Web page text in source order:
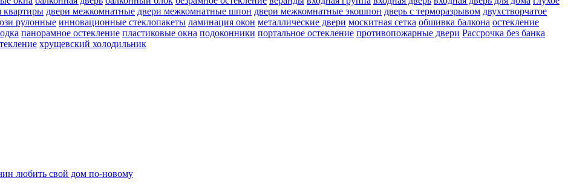
квартиры двери межкомнатные двери межкомнатные шпон двери межкомнатные экошпон дверь с терморазрывом двухстворчатое
рулонные инновационные стеклопакеты ламинация окон металлические двери москитная сетка обшивка балкона остекление
панорамное остекление пластиковые окна подоконники портальное остекление противопожарные двери Рассрочка без банка
хрущевский холодильник
любить свой дом по-новому